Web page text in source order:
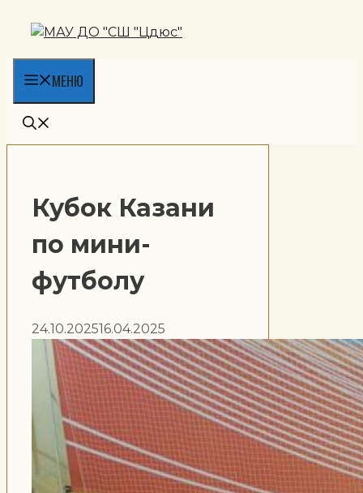
МЕНЮ
Кубок Казани
по мини-
футболу
24.10.202516.04.2025